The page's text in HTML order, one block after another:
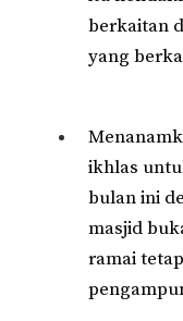
berkaitan
yang
ikhlas
bulan ini
masjid
ramai